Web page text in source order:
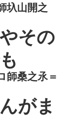
開之
の
氶＝
ま